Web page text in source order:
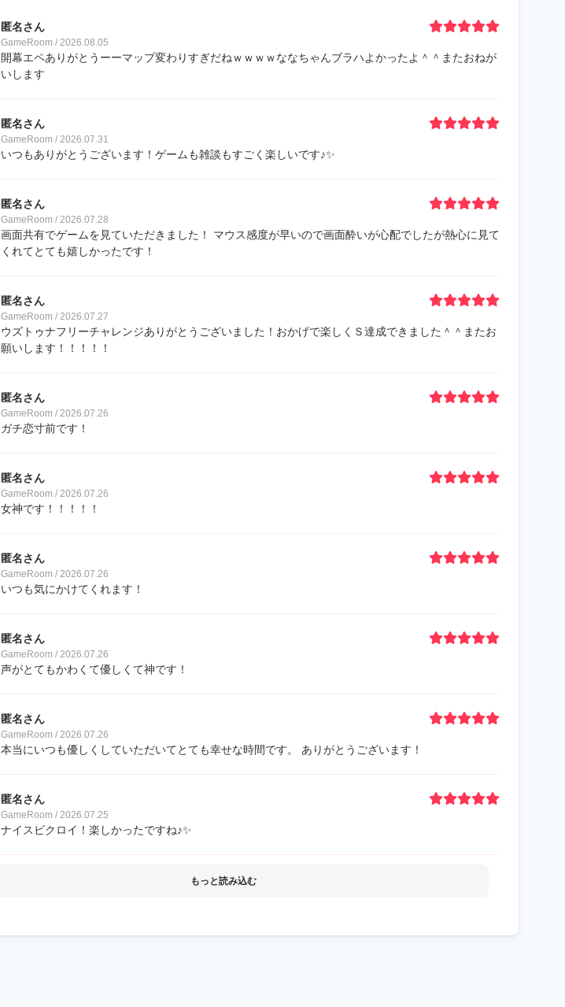
匿名さん
GameRoom / 2026.08.05
開幕エペありがとうーーマップ変わりすぎだねｗｗｗｗななちゃんブラハよかったよ＾＾またおねが
いします
匿名さん
GameRoom / 2026.07.31
いつもありがとうございます！ゲームも雑談もすごく楽しいです♪✨
匿名さん
GameRoom / 2026.07.28
画面共有でゲームを見ていただきました！ マウス感度が早いので画面酔いが心配でしたが熱心に見て
くれてとても嬉しかったです！
匿名さん
GameRoom / 2026.07.27
ウズトゥナフリーチャレンジありがとうございました！おかげで楽しくＳ達成できました＾＾またお
願いします！！！！！
匿名さん
GameRoom / 2026.07.26
ガチ恋寸前です！
匿名さん
GameRoom / 2026.07.26
女神です！！！！！
匿名さん
GameRoom / 2026.07.26
いつも気にかけてくれます！
匿名さん
GameRoom / 2026.07.26
声がとてもかわくて優しくて神です！
匿名さん
GameRoom / 2026.07.26
本当にいつも優しくしていただいてとても幸せな時間です。 ありがとうございます！
匿名さん
GameRoom / 2026.07.25
ナイスビクロイ！楽しかったですね♪✨
もっと読み込む